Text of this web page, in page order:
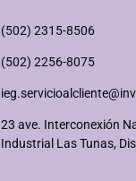
(502) 2315-8506
(502) 2256-8075
23 ave. Interconexión
Industrial Las Tunas,